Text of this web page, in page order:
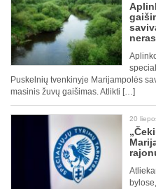
Puskelnių tvenkinyje Marijampolės
masinis žuvų gaišimas. Atlikti […]
20